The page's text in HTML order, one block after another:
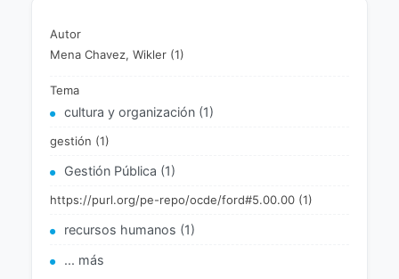
Autor
Mena Chavez, Wikler (1)
Tema
cultura y organización (1)
gestión (1)
Gestión Pública (1)
https://purl.org/pe-repo/ocde/ford#5.00.00 (1)
recursos humanos (1)
... más